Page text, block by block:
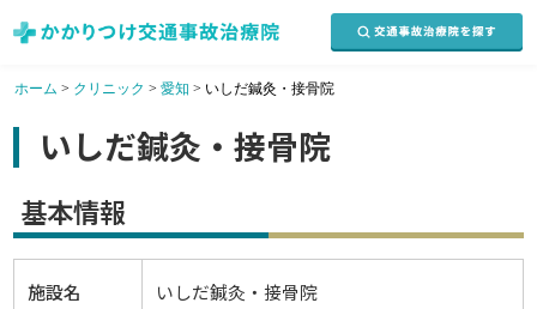
ホーム > クリニック > 愛知 > いしだ鍼灸・接骨院
いしだ鍼灸・接骨院
基本情報
施設名 いしだ鍼灸・接骨院